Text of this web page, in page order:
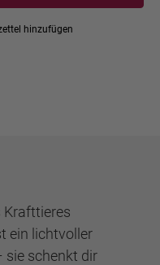
hinzufügen
Krafttieres
ein lichtvoller
sie schenkt dir